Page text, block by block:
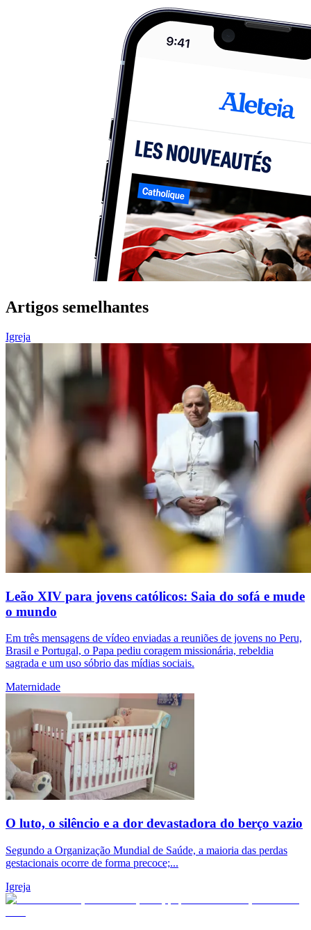
Artigos semelhantes
Igreja
Leão XIV para jovens católicos: Saia do sofá e mude
o mundo
Em três mensagens de vídeo enviadas a reuniões de jovens no Peru,
Brasil e Portugal, o Papa pediu coragem missionária, rebeldia
sagrada e um uso sóbrio das mídias sociais.
Maternidade
O luto, o silêncio e a dor devastadora do berço vazio
Segundo a Organização Mundial de Saúde, a maioria das perdas
gestacionais ocorre de forma precoce;...
Igreja